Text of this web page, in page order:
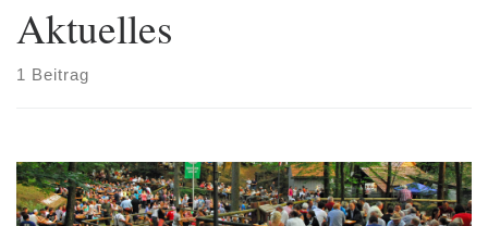
Aktuelles
1 Beitrag